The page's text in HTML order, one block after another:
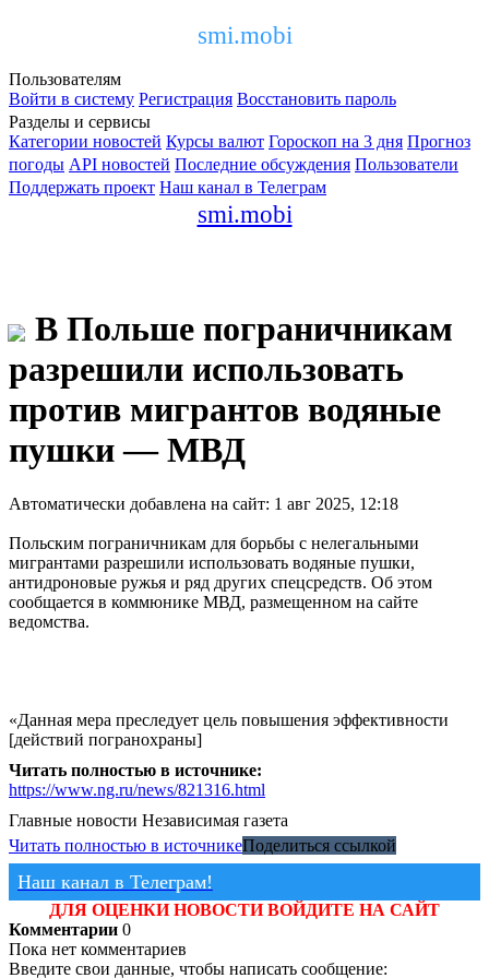
smi.mobi
Пользователям
Войти в систему Регистрация Восстановить пароль
Разделы и сервисы
Категории новостей Курсы валют Гороскоп на 3 дня Прогноз
погоды API новостей Последние обсуждения Пользователи
Поддержать проект Наш канал в Телеграм
smi.mobi
В Польше пограничникам
разрешили использовать
против мигрантов водяные
пушки — МВД
Автоматически добавлена на сайт: 1 авг 2025, 12:18
Польским пограничникам для борьбы с нелегальными
мигрантами разрешили использовать водяные пушки,
антидроновые ружья и ряд других спецсредств. Об этом
сообщается в коммюнике МВД, размещенном на сайте
ведомства.
«Данная мера преследует цель повышения эффективности
[действий погранохраны]
Читать полностью в источнике:
https://www.ng.ru/news/821316.html
Главные новости Независимая газета
Читать полностью в источникеПоделиться ссылкой
Наш канал в Телеграм!
ДЛЯ ОЦЕНКИ НОВОСТИ ВОЙДИТЕ НА САЙТ
Комментарии 0
Пока нет комментариев
Введите свои данные, чтобы написать сообщение: